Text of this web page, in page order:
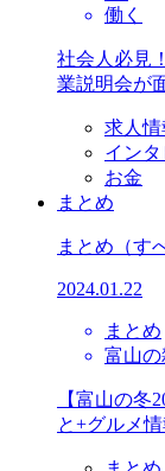
働く
社会人必見
業説明会が
求人情
イン
お金
まとめ
まとめ （す
2024.01.22
まとめ
富山の
【富山の冬
と+グルメ情